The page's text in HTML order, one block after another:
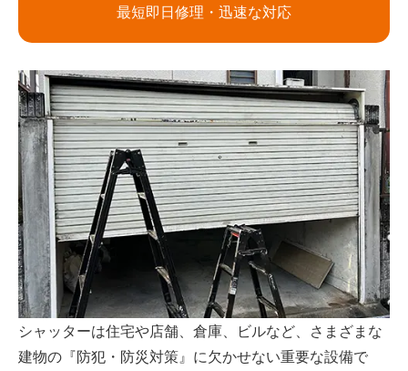
最短即日修理・迅速な対応
シャッターは住宅や店舗、倉庫、ビルなど、さまざまな
建物の『防犯・防災対策』に欠かせない重要な設備で